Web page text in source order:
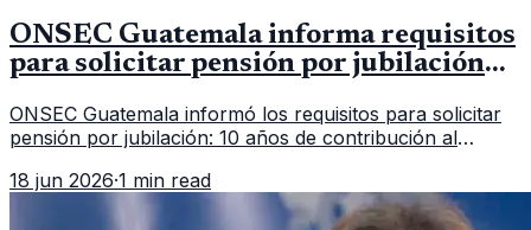
ONSEC Guatemala informa requisitos
para solicitar pensión por jubilación
ONSEC Guatemala informó los requisitos para solicitar
pensión por jubilación: 10 años de contribución al
importar edad.
18 jun 2026·1 min read